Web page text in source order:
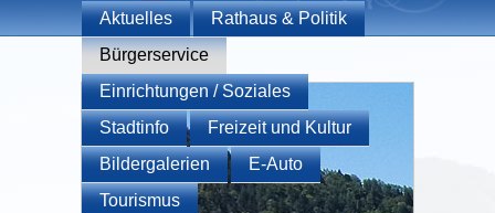
Aktuelles
Rathaus & Politik
Bürgerservice
Einrichtungen / Soziales
Stadtinfo
Freizeit und Kultur
Bildergalerien
E-Auto
Tourismus